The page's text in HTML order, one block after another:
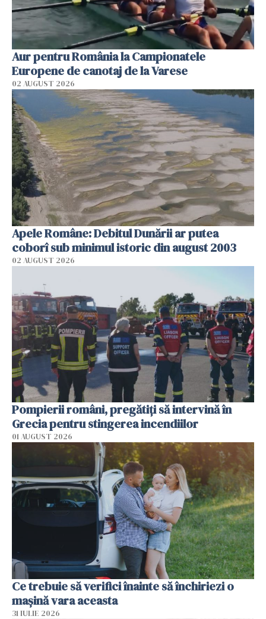
Aur pentru România la Campionatele
Europene de canotaj de la Varese
02 AUGUST 2026
Apele Române: Debitul Dunării ar putea
coborî sub minimul istoric din august 2003
02 AUGUST 2026
Pompierii români, pregătiţi să intervină în
Grecia pentru stingerea incendiilor
01 AUGUST 2026
Ce trebuie să verifici înainte să închiriezi o
mașină vara aceasta
31 IULIE 2026